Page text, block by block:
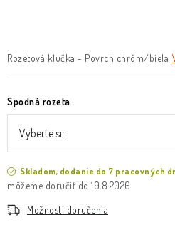
Rozetová kľučka - Povrch chróm/biela
Spodná rozeta
Skladom, dodanie do 7 pracovných
19.8.2026
Možnosti doručenia